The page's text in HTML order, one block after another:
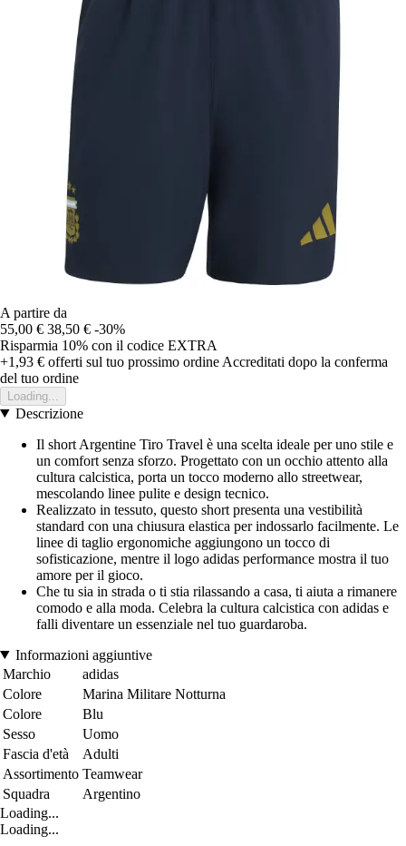
A partire da
55,00 € 38,50 € -30%
Risparmia 10% con il codice EXTRA
+1,93 € offerti sul tuo prossimo ordine Accreditati dopo la conferma
del tuo ordine
Loading...
Descrizione
Il short Argentine Tiro Travel è una scelta ideale per uno stile e
un comfort senza sforzo. Progettato con un occhio attento alla
cultura calcistica, porta un tocco moderno allo streetwear,
mescolando linee pulite e design tecnico.
Realizzato in tessuto, questo short presenta una vestibilità
standard con una chiusura elastica per indossarlo facilmente. Le
linee di taglio ergonomiche aggiungono un tocco di
sofisticazione, mentre il logo adidas performance mostra il tuo
amore per il gioco.
Che tu sia in strada o ti stia rilassando a casa, ti aiuta a rimanere
comodo e alla moda. Celebra la cultura calcistica con adidas e
falli diventare un essenziale nel tuo guardaroba.
Informazioni aggiuntive
Marchio
adidas
Colore
Marina Militare Notturna
Colore
Blu
Sesso
Uomo
Fascia d'età
Adulti
Assortimento Teamwear
Squadra
Argentino
Loading...
Loading...